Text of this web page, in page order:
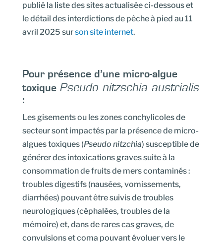
publié la liste des sites actualisée ci-dessous et
le détail des interdictions de pêche à pied au 11
avril 2025 surson site internet.
Pour présence d’une micro-algue
toxique
Pseudo nitzschia austrialis
:
Les gisements ou les zones conchylicoles de
secteur sont impactés par la présence de micro-
algues toxiques (Pseudo nitzchia) susceptible de
générer des intoxications graves suite à la
consommation de fruits de mers contaminés :
troubles digestifs (nausées, vomissements,
diarrhées) pouvant être suivis de troubles
neurologiques (céphalées, troubles de la
mémoire) et, dans de rares cas graves, de
convulsions et coma pouvant évoluer vers le